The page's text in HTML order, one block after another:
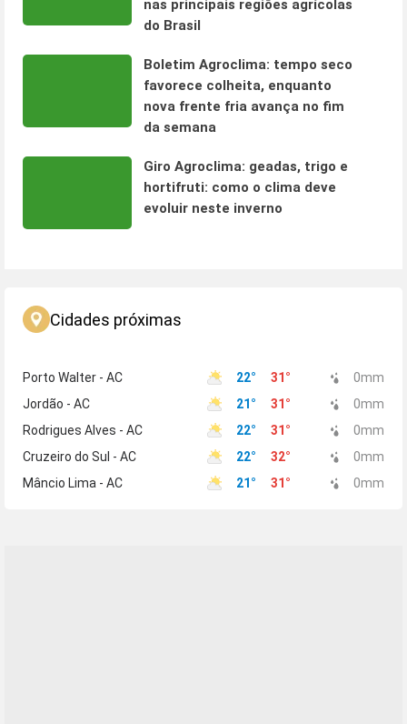
nas principais regiões agrícolas
do Brasil
Boletim Agroclima: tempo seco
favorece colheita, enquanto
nova frente fria avança no fim
da semana
Giro Agroclima: geadas, trigo e
hortifruti: como o clima deve
evoluir neste inverno
Cidades próximas
Porto Walter - AC 22° 31 ° 0mm
Jordão - AC
21° 31 ° 0mm
Rodrigues Alves - AC
22° 31 ° 0mm
Cruzeiro do Sul - AC
22° 32° 0mm
Mâncio Lima - AC
21° 31 ° 0mm